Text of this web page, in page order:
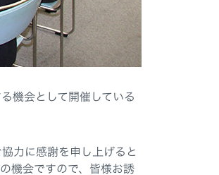
機会として開催している
力に感謝を申し上げると
機会ですので、皆様お誘